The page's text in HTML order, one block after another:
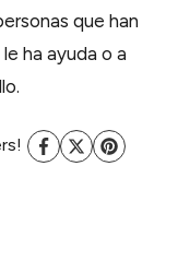
que han
ha ayuda o a